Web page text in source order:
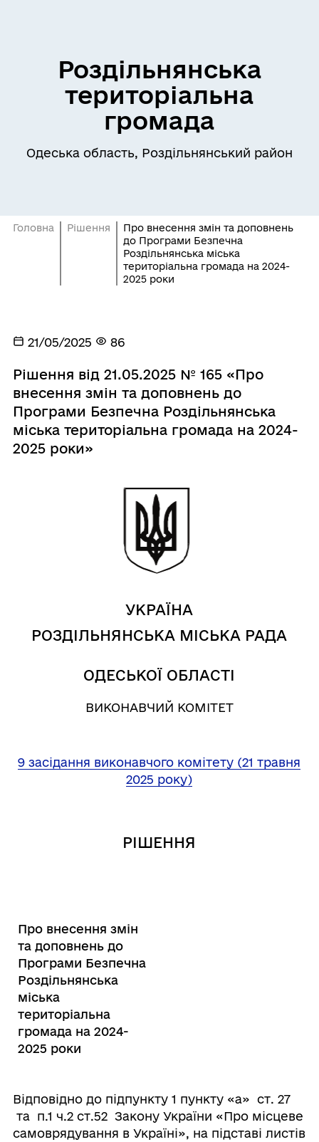
Роздільнянська
територіальна
громада
Одеська область, Роздільнянський район
Головна Рішення
Про внесення змін та доповнень
до Програми Безпечна
Роздільнянська міська
територіальна громада на 2024-
2025 роки
21/05/2025 86
Рішення від 21.05.2025 № 165 «Про
внесення змін та доповнень до
Програми Безпечна Роздільнянська
міська територіальна громада на 2024-
2025 роки»
УКРАЇНА
РОЗДІЛЬНЯНСЬКА МІСЬКА РАДА
ОДЕСЬКОЇ ОБЛАСТІ
ВИКОНАВЧИЙ КОМІТЕТ
9 засідання виконавчого комітету (21 травня
2025 року)
РІШЕННЯ
Про внесення змін
та доповнень до
Програми Безпечна
Роздільнянська
міська
територіальна
громада на 2024-
2025 роки
Відповідно до підпункту 1 пункту «а» ст. 27
та п.1 ч.2 ст.52 Закону України «Про місцеве
самоврядування в Україні», на підставі листів